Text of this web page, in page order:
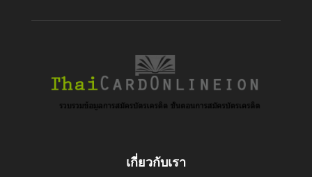
เกี่ยวกับเรา